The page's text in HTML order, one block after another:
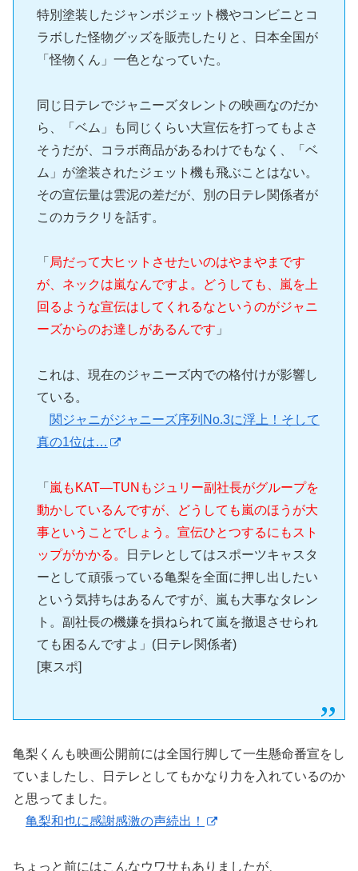
特別塗装したジャンボジェット機やコンビニとコ
ラボした怪物グッズを販売したりと、日本全国が
「怪物くん」一色となっていた。
同じ日テレでジャニーズタレントの映画なのだか
ら、「ベム」も同じくらい大宣伝を打ってもよさ
そうだが、コラボ商品があるわけでもなく、「ベ
ム」が塗装されたジェット機も飛ぶことはない。
その宣伝量は雲泥の差だが、別の日テレ関係者が
このカラクリを話す。
「 局だって大ヒットさせたいのはやまやまです
が、ネックは嵐なんですよ。どうしても、嵐を上
回るような宣伝はしてくれるなというのがジャニ
ーズからのお達しがあるんです 」
これは、現在のジャニーズ内での格付けが影響し
ている。
関ジャニがジャニーズ序列No.3に浮上！そして
真の1位は…
「 嵐もKAT―TUNもジュリー副社長がグループを
動かしているんですが、どうしても嵐のほうが大
事ということでしょう。宣伝ひとつするにもスト
ップがかかる。
日テレとしてはスポーツキャスタ
ーとして頑張っている亀梨を全面に押し出したい
という気持ちはあるんですが、嵐も大事なタレン
ト。副社長の機嫌を損ねられて嵐を撤退させられ
ても困るんですよ」(日テレ関係者)
[東スポ]
亀梨くんも映画公開前には全国行脚して一生懸命番宣をし
ていましたし、日テレとしてもかなり力を入れているのか
と思ってました。
亀梨和也に感謝感激の声続出！
ちょっと前にはこんなウワサもありましたが、